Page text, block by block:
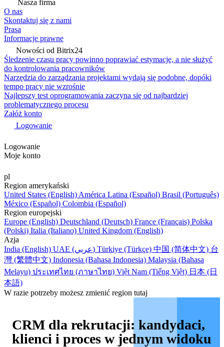
Nasza firma
O nas
Skontaktuj się z nami
Prasa
Informacje prawne
Nowości od Bitrix24
Śledzenie czasu pracy powinno poprawiać estymacje, a nie służyć
do kontrolowania pracowników
Narzędzia do zarządzania projektami wydają się podobne, dopóki
tempo pracy nie wzrośnie
Najlepszy test oprogramowania zaczyna się od najbardziej
problematycznego procesu
Załóż konto
Logowanie
Logowanie
Moje konto
pl
Region amerykański
United States (English) América Latina (Español) Brasil (Português)
México (Español) Colombia (Español)
Region europejski
Europe (English) Deutschland (Deutsch) France (Français) Polska
(Polski) Italia (Italiano) United Kingdom (English)
Azja
India (English)
UAE (عربي) Türkiye (Türkçe) 中国 (简体中文) 台
灣 (繁體中文) Indonesia (Bahasa Indonesia) Malaysia (Bahasa
Melayu) ประเทศไทย (ภาษาไทย) Việt Nam (Tiếng Việt) 日本 (日
本語)
W razie potrzeby możesz zmienić region tutaj
CRM dla rekrutacji: kandydaci,
klienci i proces w jednym widoku